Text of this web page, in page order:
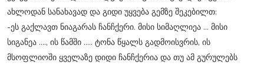
ახლოდან სანახავად და გიდი უყვება გემზე შეკებილთ:
-ეს გაქლავთ ნიაგარას ჩანჩქერი. მისი სიმაღლიეა ... მისი
სიგანეა ...., ის წამში ..... ტონა წყალს გადმოისვრის, ის
მსოფლიოში ყველაზე დიდი ჩანჩქერია და თუ ამ გურულებს